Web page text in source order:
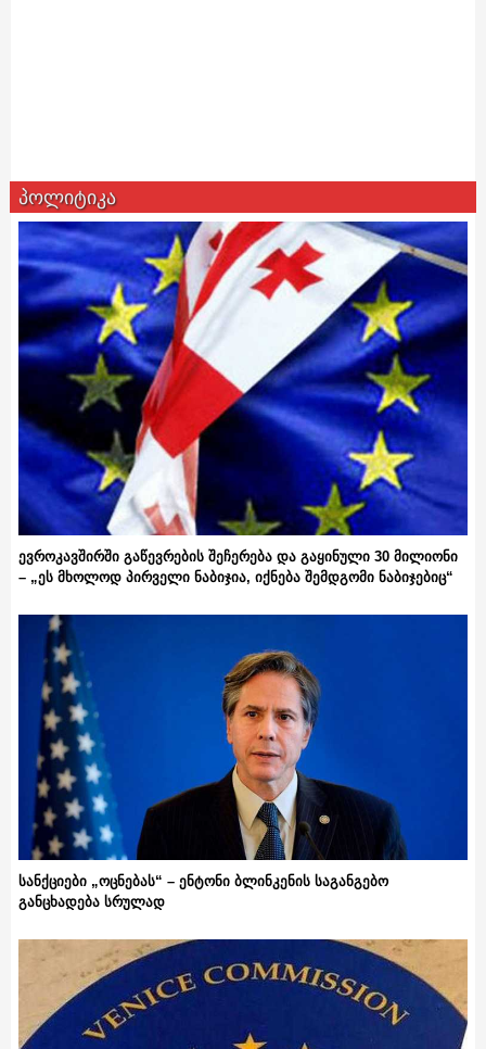
პოლიტიკა
ევროკავშირში გაწევრების შეჩერება და გაყინული 30 მილიონი
– „ეს მხოლოდ პირველი ნაბიჯია, იქნება შემდგომი ნაბიჯებიც“
სანქციები „ოცნებას“ – ენტონი ბლინკენის საგანგებო
განცხადება სრულად